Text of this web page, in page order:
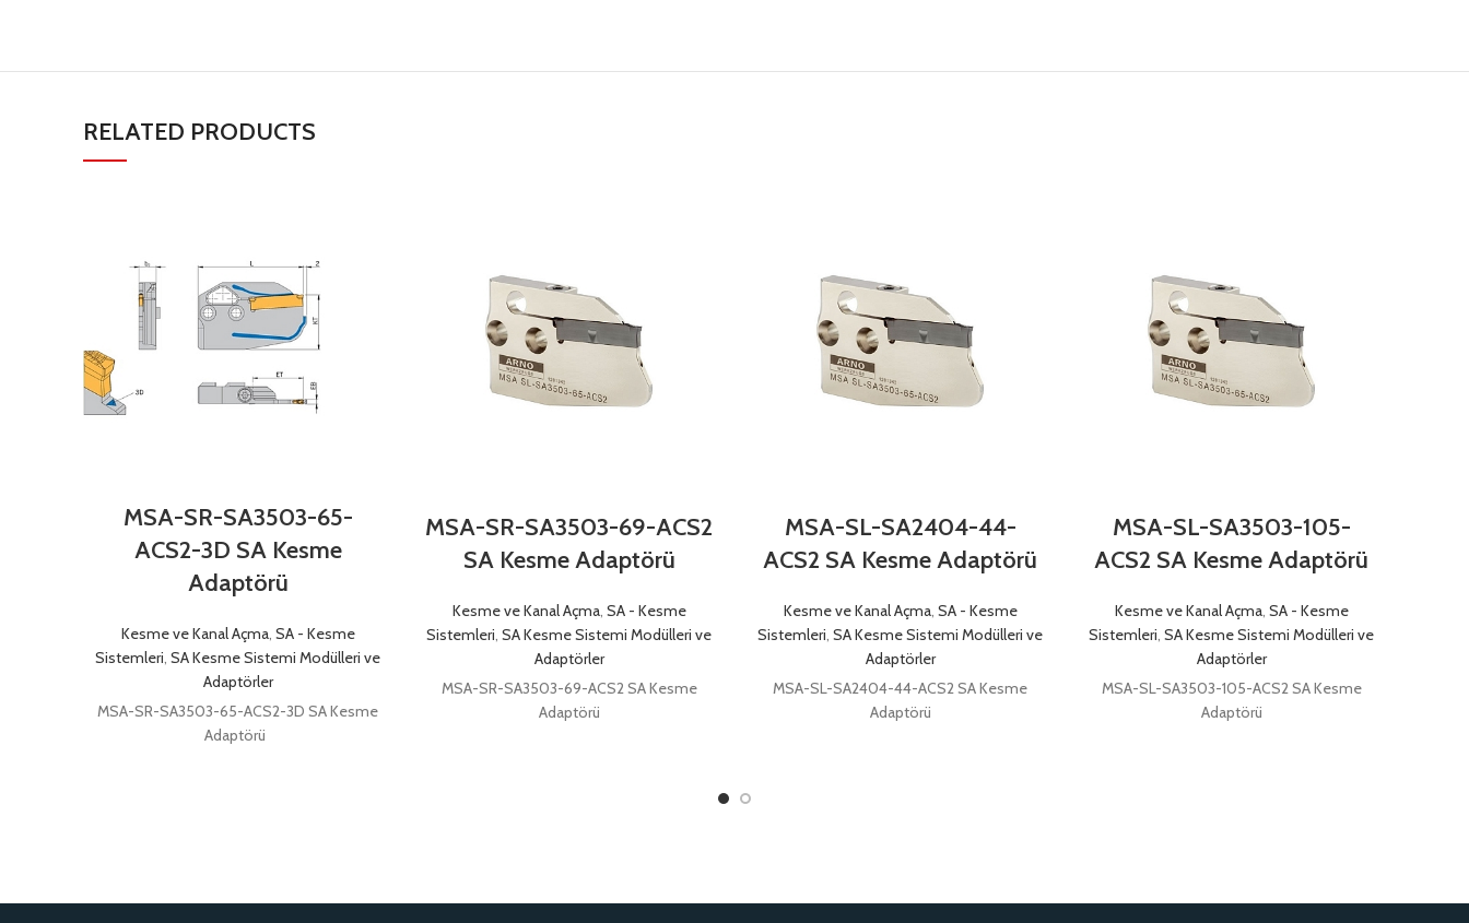
RELATED PRODUCTS
MSA-SR-SA3503-65-
ACS2-3D SA Kesme
Adaptörü
Kesme ve Kanal Açma, SA - Kesme
Sistemleri, SA Kesme Sistemi Modülleri ve
Adaptörler
MSA-SR-SA3503-65-ACS2-3D SA Kesme
Adaptörü
MSA-SR-SA3503-69-ACS2
SA Kesme Adaptörü
Kesme ve Kanal Açma, SA - Kesme
Sistemleri, SA Kesme Sistemi Modülleri ve
Adaptörler
MSA-SR-SA3503-69-ACS2 SA Kesme
Adaptörü
MSA-SL-SA2404-44-
ACS2 SA Kesme Adaptörü
Kesme ve Kanal Açma, SA - Kesme
Sistemleri, SA Kesme Sistemi Modülleri ve
Adaptörler
MSA-SL-SA2404-44-ACS2 SA Kesme
Adaptörü
MSA-SL-SA3503-105-
ACS2 SA Kesme Adaptörü
Kesme ve Kanal Açma, SA - Kesme
Sistemleri, SA Kesme Sistemi Modülleri ve
Adaptörler
MSA-SL-SA3503-105-ACS2 SA Kesme
Adaptörü